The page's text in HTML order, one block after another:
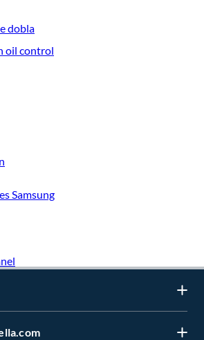
el contenedor en la impresora, insertar la botella y
vez que se alcanza la capacidad máxima, el
el proceso de vertido de tinta, lo que te
así de simple!
y rápida
estratégicamente, puedes controlar fácil y
de la
el dispositivo, o cambiar su función al modo de
los parámetros adecuados en tu computadora,
modo de escaneo, que es especialmente útil para
más; entra en Falabella Perú y haz tu compra ya!
dobla
oil control
Samsung